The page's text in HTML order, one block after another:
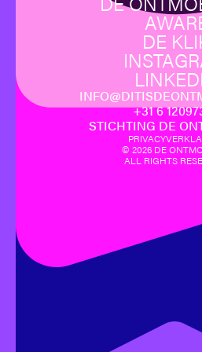
DE
‪+31 6
STICHTING DE
© 2026DE
ALL RIGHTS